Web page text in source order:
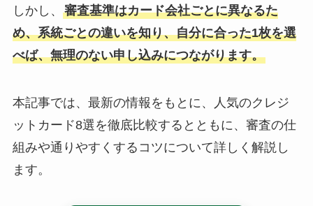
しかし、 審査基準はカード会社ごとに異なるた
め、系統ごとの違いを知り、自分に合った1枚を選
べば、無理のない申し込みにつながります。
本記事では、最新の情報をもとに、人気のクレジ
ットカード8選を徹底比較するとともに、審査の仕
組みや通りやすくするコツについて詳しく解説し
ます。